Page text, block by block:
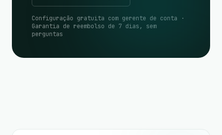
Configuração gratuita com gerente de conta ·
Garantia de reembolso de 7 dias, sem
perguntas